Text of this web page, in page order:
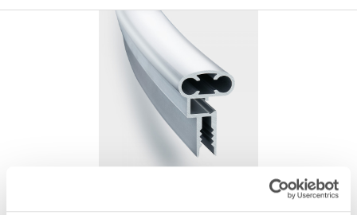
HL-Segment MTF Value | gerade | Aluminium